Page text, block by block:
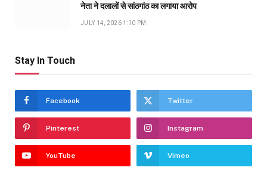
नेता ने दलालों से सांठगांठ का लगाया आरोप
JULY 14, 2026 1:10 PM
Stay In Touch
Facebook Twitter
Pinterest Instagram
YouTube Vimeo